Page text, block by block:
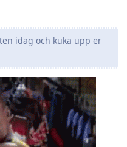
idag och kuka upp er